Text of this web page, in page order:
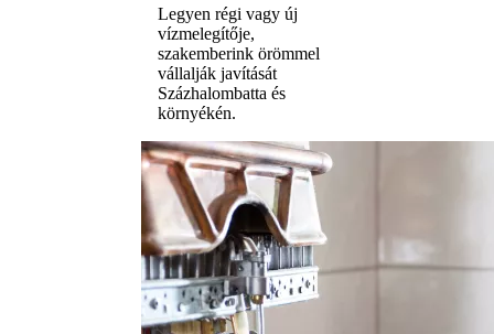
Legyen régi vagy új
vízmelegítője,
szakemberink örömmel
vállalják javítását
Százhalombatta és
környékén.